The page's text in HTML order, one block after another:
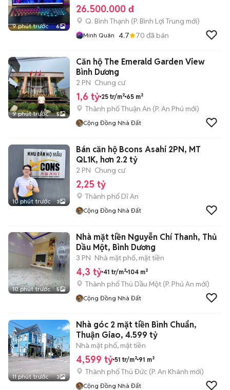
9 phút trước 6
26.500.000 đ
Q. Bình Thạnh (P. Bình Lợi Trung mới)
Minh Quân 4.7 70 đã bán
9 phút trước 5
Căn hộ The Emerald Garden View
Bình Dương
2 PN Chung cư
1,6 tỷ 25 tr/m² 65 m²
Thành phố Thuận An (P. An Phú mới)
Cộng Đồng Nhà Đất
10 phút trước 3
Bán căn hộ Bcons Asahi 2PN, MT
QL1K, hơn 2.2 tỷ
2 PN Chung cư
2,25 tỷ
Thành phố Dĩ An
Cộng Đồng Nhà Đất
10 phút trước 5
Nhà mặt tiền Nguyễn Chí Thanh, Thủ
Dầu Một, Bình Dương
3 PN Nhà mặt phố, mặt tiền
4,3 tỷ 41 tr/m² 104 m²
Thành phố Thủ Dầu Một (P. Phú An mới)
Cộng Đồng Nhà Đất
11 phút trước 3
Nhà góc 2 mặt tiền Bình Chuẩn,
Thuận Giao, 4.599 tỷ
Nhà mặt phố, mặt tiền
4,599 tỷ 51 tr/m² 91 m²
Thành phố Thủ Đức (P. An Khánh mới)
Cộng Đồng Nhà Đất